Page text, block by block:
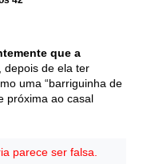
que a
depois de ela ter
uma “barriguinha de
próxima ao casal
parece ser falsa.